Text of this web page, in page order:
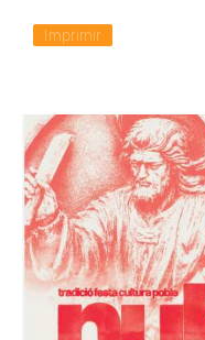
Imprimir